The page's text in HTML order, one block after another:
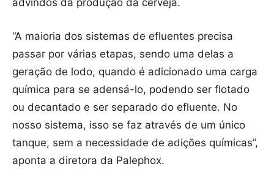
“A maioria dos sistemas de efluentes precisa
passar por várias etapas, sendo uma delas a
geração de lodo, quando é adicionado uma carga
química para se adensá-lo, podendo ser flotado
ou decantado e ser separado do efluente. No
nosso sistema, isso se faz através de um único
tanque, sem a necessidade de adições químicas”,
aponta a diretora da Palephox.